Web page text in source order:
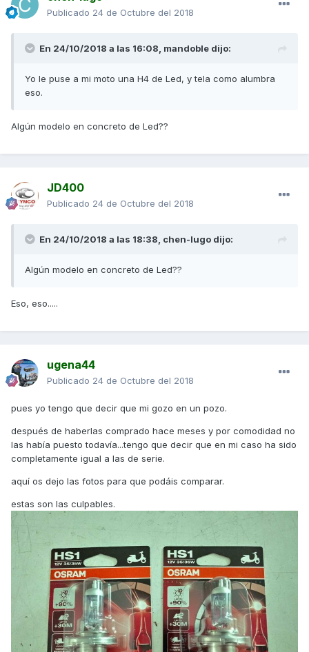
Publicado 24 de Octubre del 2018
En 24/10/2018 a las 16:08, mandoble dijo:
Yo le puse a mi moto una H4 de Led, y tela como alumbra
eso.
Algún modelo en concreto de Led??
JD400
Publicado 24 de Octubre del 2018
En 24/10/2018 a las 18:38, chen-lugo dijo:
Algún modelo en concreto de Led??
Eso, eso.....
ugena44
Publicado 24 de Octubre del 2018
pues yo tengo que decir que mi gozo en un pozo.
después de haberlas comprado hace meses y por comodidad no
las había puesto todavía...tengo que decir que en mi caso ha sido
completamente igual a las de serie.
aquí os dejo las fotos para que podáis comparar.
estas son las culpables.